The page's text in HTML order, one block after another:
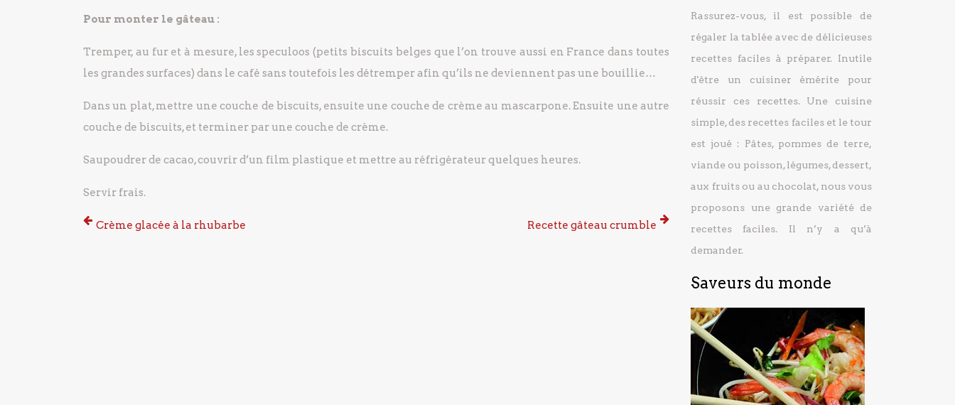
Pour monter le gâteau :
Tremper, au fur et à mesure, les speculoos (petits biscuits belges que l’on trouve aussi en France dans toutes
les grandes surfaces) dans le café sans toutefois les détremper afin qu’ils ne deviennent pas une bouillie…
Dans un plat, mettre une couche de biscuits, ensuite une couche de crème au mascarpone.Ensuite une autre
couche de biscuits, et terminer par une couche de crème.
Saupoudrer de cacao, couvrir d’un film plastique et mettre au réfrigérateur quelques heures.
Servir frais.
Crème glacée à la rhubarbe Recette gâteau crumble
Rassurez-vous, il est possible de
régaler la tablée avec de délicieuses
recettes faciles à préparer. Inutile
d'être un cuisiner émérite pour
réussir ces recettes. Une cuisine
simple, des recettes faciles et le tour
est joué : Pâtes, pommes de terre,
viande ou poisson, légumes, dessert,
aux fruits ou au chocolat, nous vous
proposons une grande variété de
recettes faciles. Il n’y a qu’à
demander.
Saveurs du monde